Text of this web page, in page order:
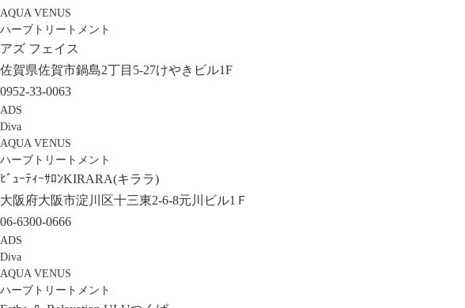
AQUA VENUS
ハーブトリートメント
アズ フェイス
佐賀県佐賀市鍋島2丁目5-27けやきビル1F
0952-33-0063
ADS
Diva
AQUA VENUS
ハーブトリートメント
ﾋﾞｭｰﾃｨｰｻﾛﾝKIRARA(キララ)
大阪府大阪市淀川区十三東2-6-8元川ビル1Ｆ
06-6300-0666
ADS
Diva
AQUA VENUS
ハーブトリートメント